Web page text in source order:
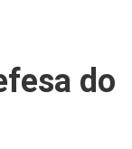
do